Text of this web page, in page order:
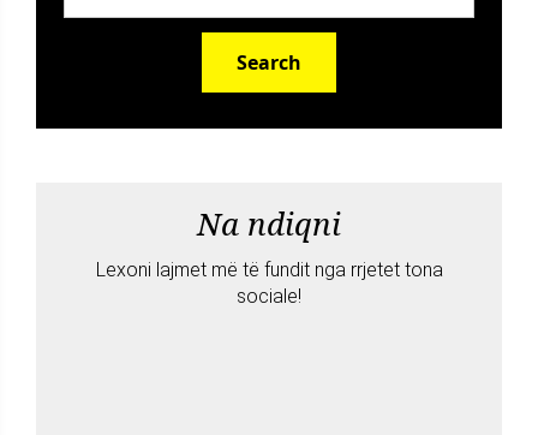
Search
Na ndiqni
Lexoni lajmet më të fundit nga rrjetet tona
sociale!